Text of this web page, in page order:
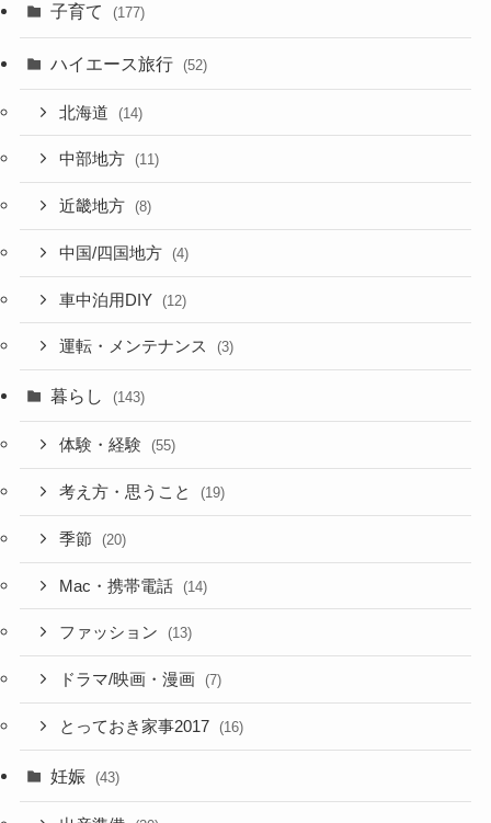
子育て (177)
ハイエース旅行 (52)
北海道 (14)
中部地方 (11)
近畿地方 (8)
中国/四国地方 (4)
車中泊用DIY (12)
運転・メンテナンス (3)
暮らし (143)
体験・経験 (55)
考え方・思うこと (19)
季節 (20)
Mac・携帯電話 (14)
ファッション (13)
ドラマ/映画・漫画 (7)
とっておき家事2017 (16)
妊娠 (43)